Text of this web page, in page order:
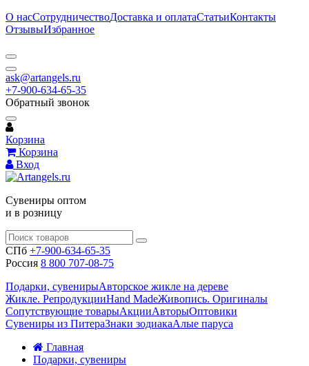
О насСотрудничествоДоставка и оплатаСтатьиКонтакты
ОтзывыИзбранное
ask@artangels.ru
+7-900-634-65-35
Обратный звонок
Корзина
Корзина
Вход
Сувениры оптом
и в розницу
СПб +7-900-634-65-35
Россия 8 800 707-08-75
Подарки, сувенирыАвторское жикле на дереве
Жикле. РепродукцииHand MadeЖивопись. Оригиналы
Сопутствующие товарыАкцииАвторыОптовики
Сувениры из ПитераЗнаки зодиакаАлые паруса
Главная
Подарки, сувениры